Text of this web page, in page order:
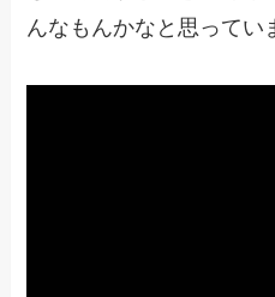
んなもんかなと思ってい